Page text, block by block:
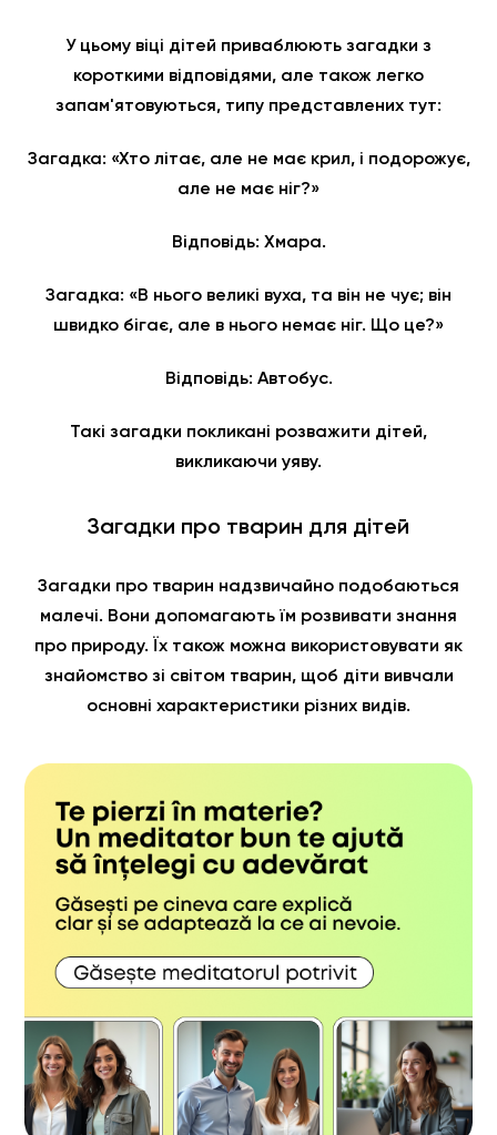
У цьому віці дітей приваблюють загадки з
короткими відповідями, але також легко
запам'ятовуються, типу представлених тут:
Загадка: «Хто літає, але не має крил, і подорожує,
але не має ніг?»
Відповідь: Хмара.
Загадка: «В нього великі вуха, та він не чує; він
швидко бігає, але в нього немає ніг. Що це?»
Відповідь: Автобус.
Такі загадки покликані розважити дітей,
викликаючи уяву.
Загадки про тварин для дітей
Загадки про тварин надзвичайно подобаються
малечі. Вони допомагають їм розвивати знання
про природу. Їх також можна використовувати як
знайомство зі світом тварин, щоб діти вивчали
основні характеристики різних видів.